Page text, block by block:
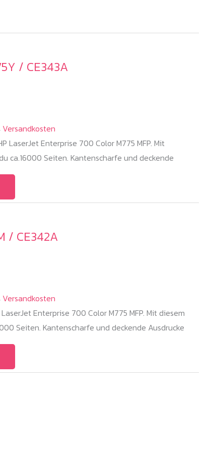
/ CE343A
Versandkosten
LaserJet Enterprise 700 Color M775 MFP. Mit
ca.16000 Seiten. Kantenscharfe und deckende
/ CE342A
Versandkosten
Enterprise 700 Color M775 MFP. Mit diesem
Seiten. Kantenscharfe und deckende Ausdrucke